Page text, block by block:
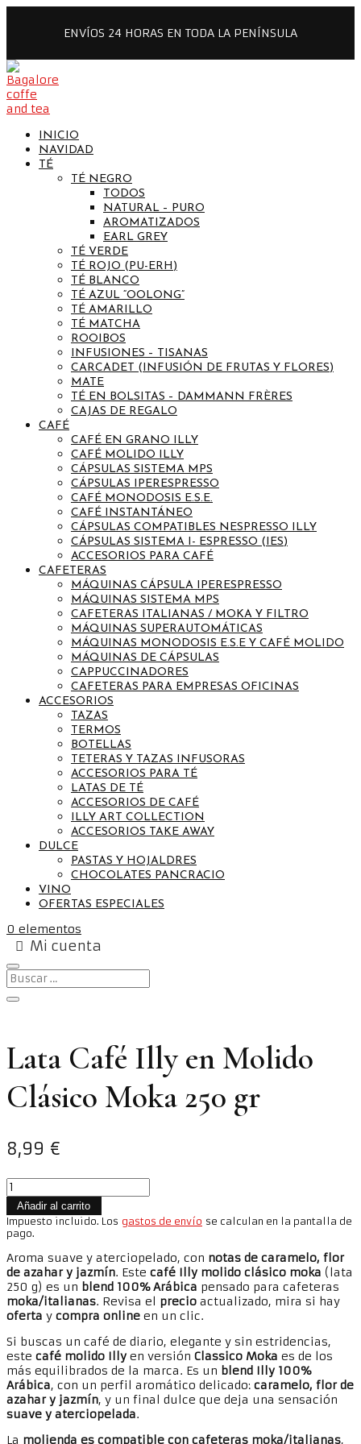
ENVÍOS 24 HORAS EN TODA LA PENÍNSULA
INICIO
NAVIDAD
TÉ
TÉ NEGRO
TODOS
NATURAL – PURO
AROMATIZADOS
EARL GREY
TÉ VERDE
TÉ ROJO (PU-ERH)
TÉ BLANCO
TÉ AZUL “OOLONG”
TÉ AMARILLO
TÉ MATCHA
ROOIBOS
INFUSIONES – TISANAS
CARCADET (INFUSIÓN DE FRUTAS Y FLORES)
MATE
TÉ EN BOLSITAS – DAMMANN FRÈRES
CAJAS DE REGALO
CAFÉ
CAFÉ EN GRANO ILLY
CAFÉ MOLIDO ILLY
CÁPSULAS SISTEMA MPS
CÁPSULAS IPERESPRESSO
CAFÉ MONODOSIS E.S.E.
CAFÉ INSTANTÁNEO
CÁPSULAS COMPATIBLES NESPRESSO ILLY
CÁPSULAS SISTEMA I- ESPRESSO (IES)
ACCESORIOS PARA CAFÉ
CAFETERAS
MÁQUINAS CÁPSULA IPERESPRESSO
MÁQUINAS SISTEMA MPS
CAFETERAS ITALIANAS / MOKA Y FILTRO
MÁQUINAS SUPERAUTOMÁTICAS
MÁQUINAS MONODOSIS E.S.E Y CAFÉ MOLIDO
MÁQUINAS DE CÁPSULAS
CAPPUCCINADORES
CAFETERAS PARA EMPRESAS OFICINAS
ACCESORIOS
TAZAS
TERMOS
BOTELLAS
TETERAS Y TAZAS INFUSORAS
ACCESORIOS PARA TÉ
LATAS DE TÉ
ACCESORIOS DE CAFÉ
ILLY ART COLLECTION
ACCESORIOS TAKE AWAY
DULCE
PASTAS Y HOJALDRES
CHOCOLATES PANCRACIO
VINO
OFERTAS ESPECIALES
0 elementos
Mi cuenta
Lata Café Illy en Molido
Clásico Moka 250 gr
8,99 €
Lata
Café
Illy
en
Molido
Clásico
Moka
250
gr
cantidad
Añadir al carrito
Impuesto incluido. Los gastos de envío se calculan en la pantalla de
pago.
Aroma suave y aterciopelado, con notas de caramelo, flor
de azahar y jazmín. Este café Illy molido clásico moka (lata
250 g) es un blend 100% Arábica pensado para cafeteras
moka/italianas. Revisa el precio actualizado, mira si hay
oferta y compra online en un clic.
Si buscas un café de diario, elegante y sin estridencias,
este café molido Illy en versión Classico Moka es de los
más equilibrados de la marca. Es un blend Illy 100%
Arábica, con un perfil aromático delicado: caramelo, flor de
azahar y jazmín, y un final dulce que deja una sensación
suave y aterciopelada.
La molienda es compatible con cafeteras moka/italianas,